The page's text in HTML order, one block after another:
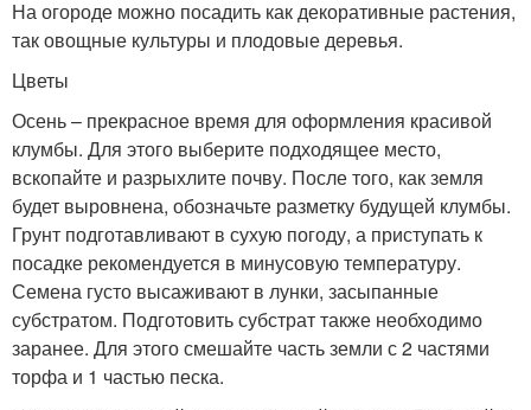
На огороде можно посадить как декоративные растения,
так овощные культуры и плодовые деревья.
Цветы
Осень – прекрасное время для оформления красивой
клумбы. Для этого выберите подходящее место,
вскопайте и разрыхлите почву. После того, как земля
будет выровнена, обозначьте разметку будущей клумбы.
Грунт подготавливают в сухую погоду, а приступать к
посадке рекомендуется в минусовую температуру.
Семена густо высаживают в лунки, засыпанные
субстратом. Подготовить субстрат также необходимо
заранее. Для этого смешайте часть земли с 2 частями
торфа и 1 частью песка.